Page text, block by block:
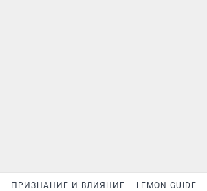
ПРИЗНАНИЕ И ВЛИЯНИЕ LEMON GUIDE